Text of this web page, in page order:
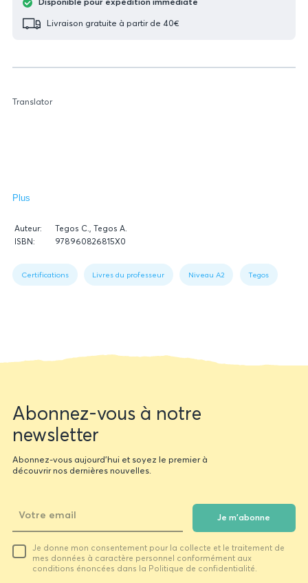
Translator
Plus
Données
relatives
du
Auteur:
Tegos C., Tegos A.
ISBN:
978960826815Χ0
1:
Book
Certifications Livres du professeur Niveau A2 Tegos
Livraison gratuite à partir de 40€
Newsletter
form
Abonnez-vous à notre
newsletter
Abonnez-vous aujourd'hui et soyez le premier à
découvrir nos dernières nouvelles.
email
Je m'abonne
Je donne mon consentement pour la collecte et le traitement de
mes données à caractère personnel conformément aux
conditions énoncées dans la Politique de confidentialité.